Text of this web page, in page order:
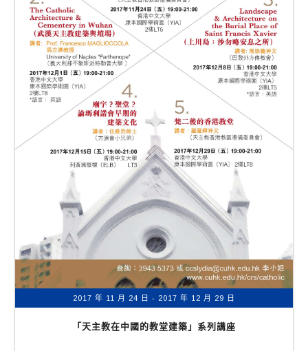
2017 年 11 月 24 日 - 2017 年 12 月 29 日
「天主教在中國的教堂建築」系列講座